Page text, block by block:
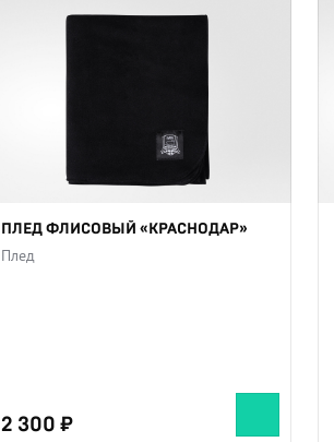
ПЛЕД ФЛИСОВЫЙ «КРАСНОДАР»
Плед
2 300